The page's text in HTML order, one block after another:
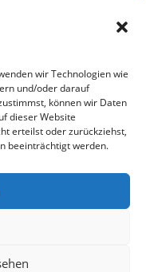
wir Technologien wie
und/oder darauf
können wir Daten
dieser Website
erteilst oder zurückziehst,
beeinträchtigt werden.
übernehmen wir keine
Für den Inhalt der